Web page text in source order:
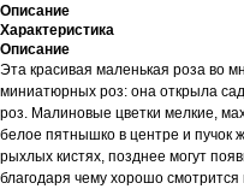
Описание
Характеристика
Описание
Эта красивая маленькая роза во
миниатюрных роз: она открыла
роз. Малиновые цветки мелкие,
белое пятнышко в центре и пучок
рыхлых кистях, позднее могут
благодаря чему хорошо